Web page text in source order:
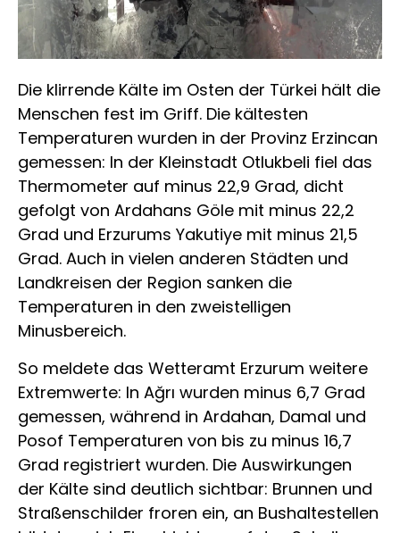
Die klirrende Kälte im Osten der Türkei hält die
Menschen fest im Griff. Die kältesten
Temperaturen wurden in der Provinz Erzincan
gemessen: In der Kleinstadt Otlukbeli fiel das
Thermometer auf minus 22,9 Grad, dicht
gefolgt von Ardahans Göle mit minus 22,2
Grad und Erzurums Yakutiye mit minus 21,5
Grad. Auch in vielen anderen Städten und
Landkreisen der Region sanken die
Temperaturen in den zweistelligen
Minusbereich.
So meldete das Wetteramt Erzurum weitere
Extremwerte: In Ağrı wurden minus 6,7 Grad
gemessen, während in Ardahan, Damal und
Posof Temperaturen von bis zu minus 16,7
Grad registriert wurden. Die Auswirkungen
der Kälte sind deutlich sichtbar: Brunnen und
Straßenschilder froren ein, an Bushaltestellen